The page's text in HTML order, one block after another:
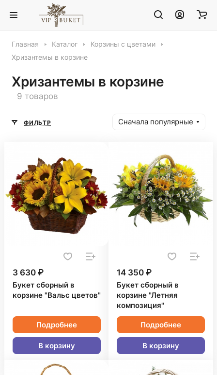
Главная Каталог
Корзины с цветами
Хризантемы в корзине
Хризантемы в корзине
9 товаров
ФИЛЬТР Сначала популярные
3 630 ₽
Букет сборный в
корзине "Вальс цветов"
Подробнее
В корзину
14 350 ₽
Букет сборный в
корзине "Летняя
композиция"
Подробнее
В корзину